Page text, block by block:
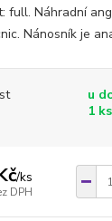
full. Náhradní
Nánosník je
u
1 ks
/ks
DPH